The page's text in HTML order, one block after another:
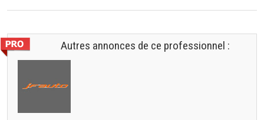
Autres annonces de ce professionnel :